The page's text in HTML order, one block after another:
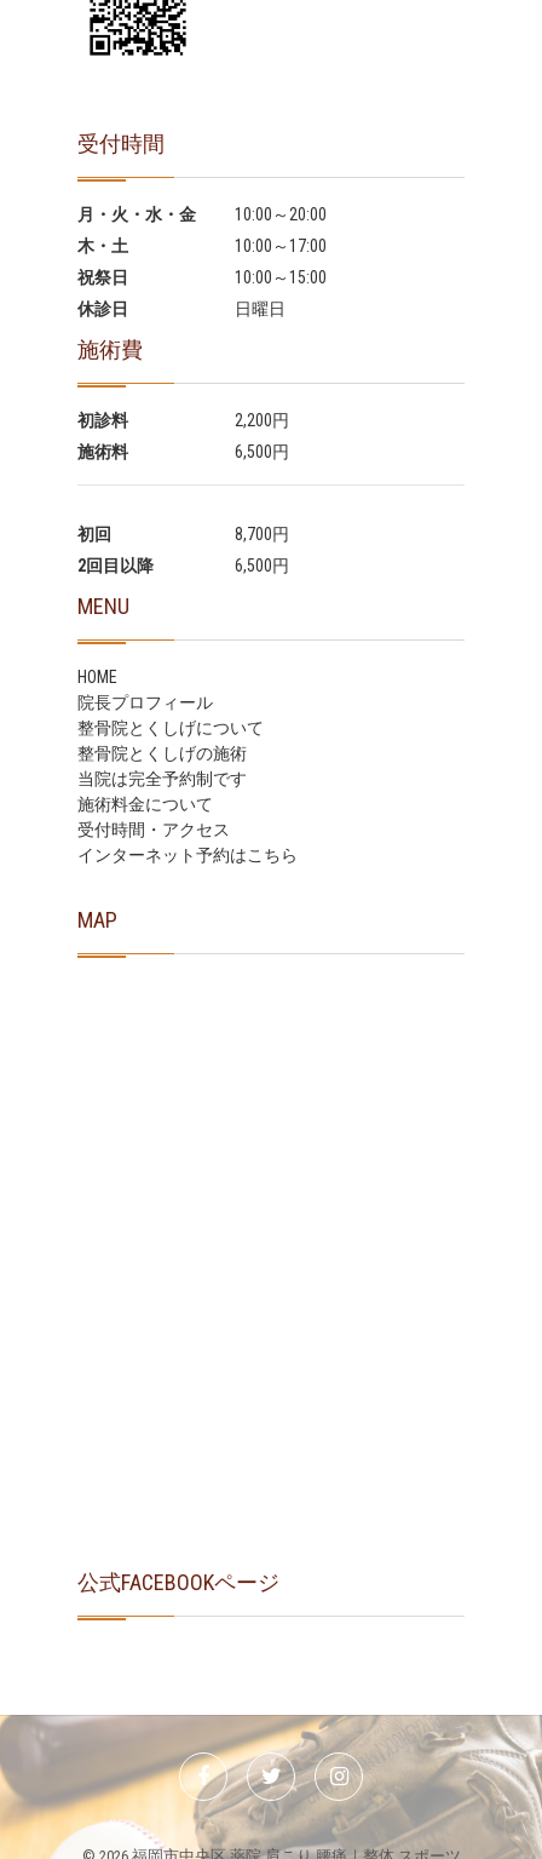
受付時間
月・火・水・金
10:00～20:00
木・土
10:00～17:00
祝祭日
10:00～15:00
休診日
日曜日
施術費
初診料
2,200円
施術料
6,500円
初回
8,700円
2回目以降
6,500円
MENU
HOME
院長プロフィール
整骨院とくしげについて
整骨院とくしげの施術
当院は完全予約制です
施術料金について
受付時間・アクセス
インターネット予約はこちら
MAP
公式FACEBOOKページ
FacebookTwitterInstagram